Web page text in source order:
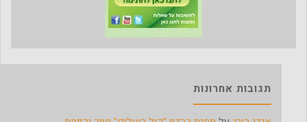
תגובות אחרונות